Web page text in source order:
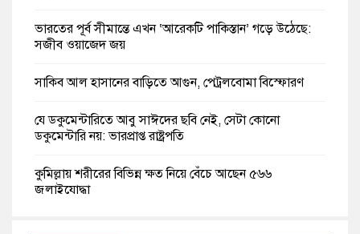
ভারতের পূর্ব সীমান্তে এখন ‘আরেকটি পাকিস্তান’ গড়ে উঠেছে:
সজীব ওয়াজেদ জয়
সাকিব আল হাসানের বাড়িতে আগুন, পেট্রলবোমা বিস্ফোরণ
যে ডকুমেন্টারিতে আবু সাঈদের ছবি নেই, সেটা কোনো
ডকুমেন্টারি নয়: ভারপ্রাপ্ত রাষ্ট্রপতি
কুমিল্লায় শরীরের বিভিন্ন ক্ষত নিয়ে বেঁচে আছেন ৫৬৬
জুলাইযোদ্ধা